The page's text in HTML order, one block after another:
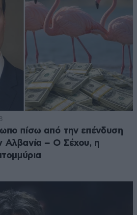
πίσω από την επένδυση
Αλβανία – Ο Σέχου, η